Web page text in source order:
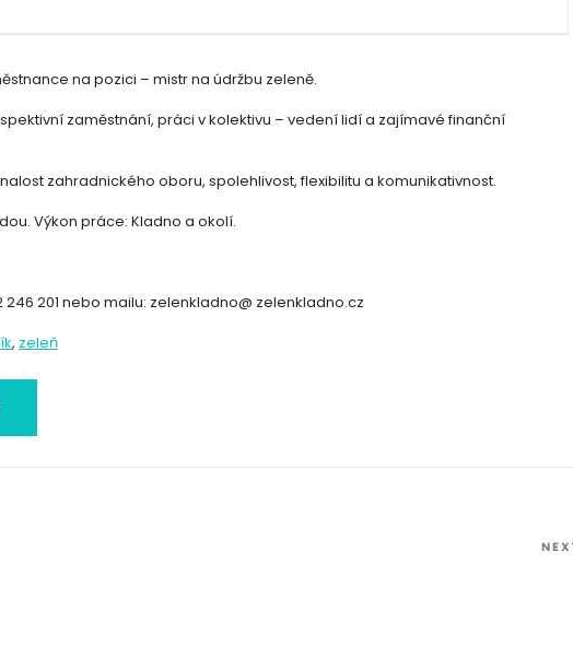
na pozici – mistr na údržbu zeleně.
zaměstnání, práci v kolektivu – vedení lidí a zajímavé finanční
zahradnického oboru, spolehlivost, flexibilitu a komunikativnost.
Výkon práce: Kladno a okolí.
246 201 nebo mailu: zelenkladno@ zelenkladno.cz
, zeleň